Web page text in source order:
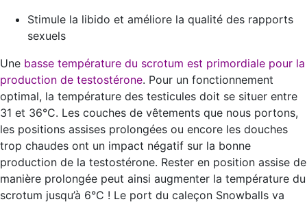
Stimule la libido et améliore la qualité des rapports
sexuels
Une basse température du scrotum est primordiale pour la
production de testostérone. Pour un fonctionnement
optimal, la température des testicules doit se situer entre
31 et 36°C. Les couches de vêtements que nous portons,
les positions assises prolongées ou encore les douches
trop chaudes ont un impact négatif sur la bonne
production de la testostérone. Rester en position assise de
manière prolongée peut ainsi augmenter la température du
scrotum jusqu’à 6°C ! Le port du caleçon Snowballs va